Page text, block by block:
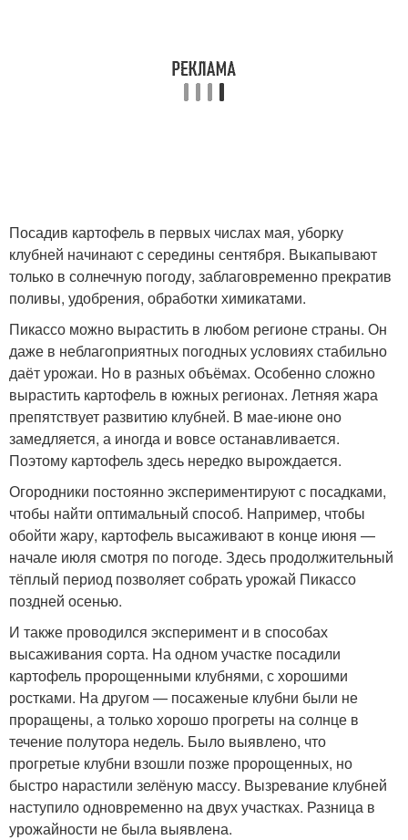
Посадив картофель в первых числах мая, уборку
клубней начинают с середины сентября. Выкапывают
только в солнечную погоду, заблаговременно прекратив
поливы, удобрения, обработки химикатами.
Пикассо можно вырастить в любом регионе страны. Он
даже в неблагоприятных погодных условиях стабильно
даёт урожаи. Но в разных объёмах. Особенно сложно
вырастить картофель в южных регионах. Летняя жара
препятствует развитию клубней. В мае-июне оно
замедляется, а иногда и вовсе останавливается.
Поэтому картофель здесь нередко вырождается.
Огородники постоянно экспериментируют с посадками,
чтобы найти оптимальный способ. Например, чтобы
обойти жару, картофель высаживают в конце июня —
начале июля смотря по погоде. Здесь продолжительный
тёплый период позволяет собрать урожай Пикассо
поздней осенью.
И также проводился эксперимент и в способах
высаживания сорта. На одном участке посадили
картофель пророщенными клубнями, с хорошими
ростками. На другом — посаженые клубни были не
проращены, а только хорошо прогреты на солнце в
течение полутора недель. Было выявлено, что
прогретые клубни взошли позже пророщенных, но
быстро нарастили зелёную массу. Вызревание клубней
наступило одновременно на двух участках. Разница в
урожайности не была выявлена.